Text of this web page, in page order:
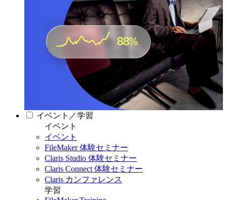
イベント／学習
イベント
イベント
FileMaker 体験セミナー
Claris Studio 体験セミナー
Claris Connect 体験セミナー
Claris カンファレンス
学習